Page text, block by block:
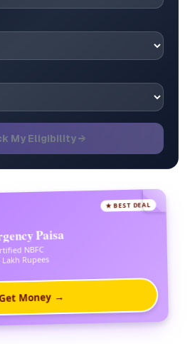
My Eligibility →
★ BEST DEAL
Paisa
NBFC
Rupees
Money →